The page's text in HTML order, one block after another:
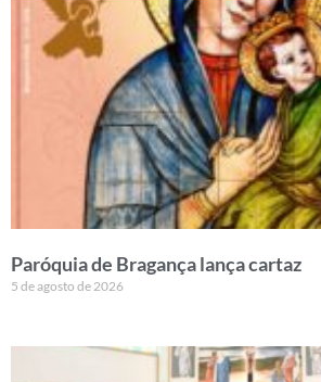
Paróquia de Bragança lança cartaz
5 de agosto de 2026